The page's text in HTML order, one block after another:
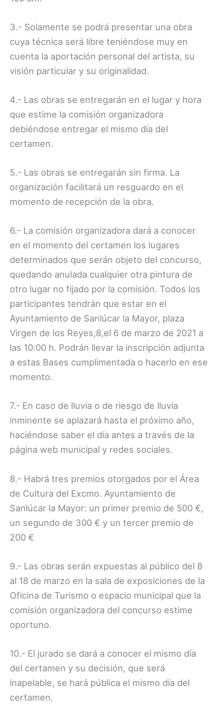
3.- Solamente se podrá presentar una obra
cuya técnica será libre teniéndose muy en
cuenta la aportación personal del artista, su
visión particular y su originalidad.
4.- Las obras se entregarán en el lugar y hora
que estime la comisión organizadora
debiéndose entregar el mismo día del
certamen.
5.- Las obras se entregarán sin firma. La
organización facilitará un resguardo en el
momento de recepción de la obra.
6.- La comisión organizadora dará a conocer
en el momento del certamen los lugares
determinados que serán objeto del concurso,
quedando anulada cualquier otra pintura de
otro lugar no fijado por la comisión. Todos los
participantes tendrán que estar en el
Ayuntamiento de Sanlúcar la Mayor, plaza
Virgen de los Reyes,8,el 6 de marzo de 2021 a
las 10:00 h. Podrán llevar la inscripción adjunta
a estas Bases cumplimentada o hacerlo en ese
momento.
7.- En caso de lluvia o de riesgo de lluvia
inminente se aplazará hasta el próximo año,
haciéndose saber el día antes a través de la
página web municipal y redes sociales.
8.- Habrá tres premios otorgados por el Área
de Cultura del Excmo. Ayuntamiento de
Sanlúcar la Mayor: un primer premio de 500 €,
un segundo de 300 € y un tercer premio de
200 €
9.- Las obras serán expuestas al público del 8
al 18 de marzo en la sala de exposiciones de la
Oficina de Turismo o espacio municipal que la
comisión organizadora del concurso estime
oportuno.
10.- El jurado se dará a conocer el mismo día
del certamen y su decisión, que será
inapelable, se hará pública el mismo día del
certamen.